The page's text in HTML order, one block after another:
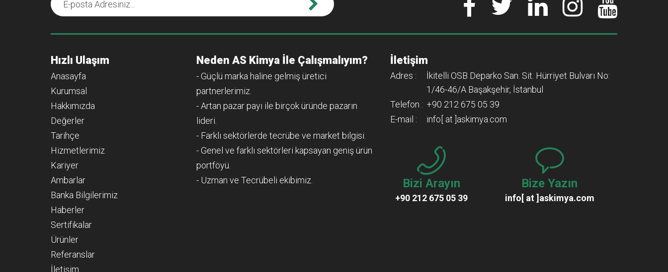
Hızlı Ulaşım
Anasayfa
Kurumsal
Hakkımızda
Değerler
Tarihçe
Hizmetlerimiz
Kariyer
Ambarlar
Banka Bilgilerimiz
Haberler
Sertifikalar
Ürünler
Referanslar
İletişim
Neden AS Kimya İle Çalışmalıyım?
- Güçlü marka haline gelmiş üretici
partnerlerimiz.
- Artan pazar payı ile birçok üründe pazarın
lideri.
- Farklı sektörlerde tecrübe ve market bilgisi.
- Genel ve farklı sektörleri kapsayan geniş ürün
portföyü.
- Uzman ve Tecrübeli ekibimiz.
İletişim
Adres :
İkitelli OSB Deparko San. Sit. Hürriyet Bulvarı No:
1/46-46/A Başakşehir, İstanbul
Telefon : +90 212 675 05 39
E-mail :
info[ at ]askimya.com
Bizi Arayın
+90 212 675 05 39
Bize Yazın
info[ at ]askimya.com